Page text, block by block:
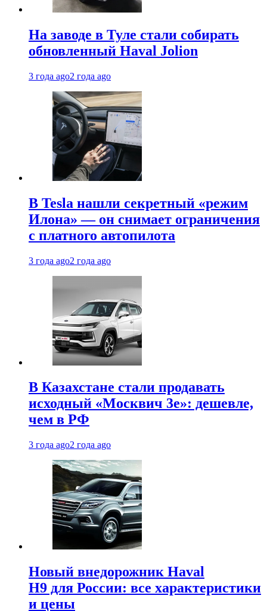
На заводе в Туле стали собирать
обновленный Haval Jolion
3 года ago2 года ago
В Tesla нашли секретный «режим
Илона» — он снимает ограничения
с платного автопилота
3 года ago2 года ago
В Казахстане стали продавать
исходный «Москвич 3e»: дешевле,
чем в РФ
3 года ago2 года ago
Новый внедорожник Haval
H9 для России: все характеристики
и цены